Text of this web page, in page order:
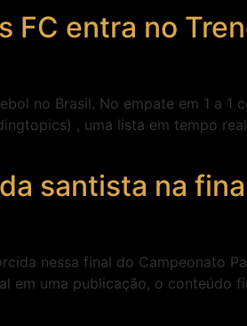
FC entra no
no Brasil. No empate em 1 a 1
, uma lista em tempo
santista na
nessa final do Campeonato
em uma publicação, o conteúdo